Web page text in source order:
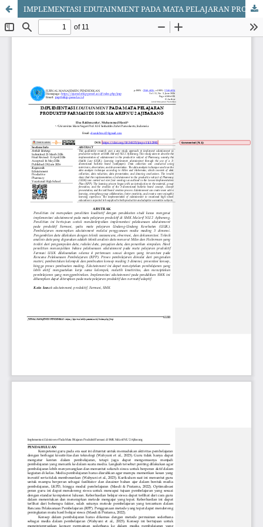
IMPLEMENTASI EDUTAINMENT PADA MATA PELAJARAN PRODUKTIF FARMASI DI SMK MA’ARIF NU 2 AJIBARANG